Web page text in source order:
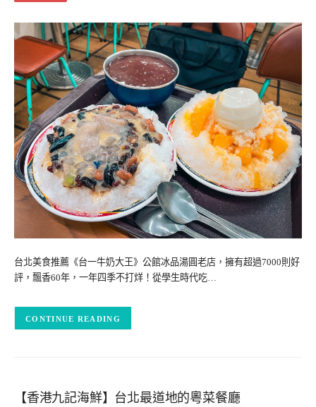
台北美食推薦《台一牛奶大王》公館冰品湯圓老店，擁有超過7000則好
評，飄香60年，一年四季不打烊！從學生時代吃…
CONTINUE READING
【香港九記海鮮】台北最道地的粵菜餐廳